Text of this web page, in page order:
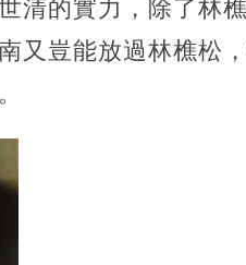
清的實力，除了林
又豈能放過林樵松